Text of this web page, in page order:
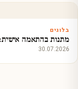
בלוגים
מתנות בהתאמה
30.07.2026